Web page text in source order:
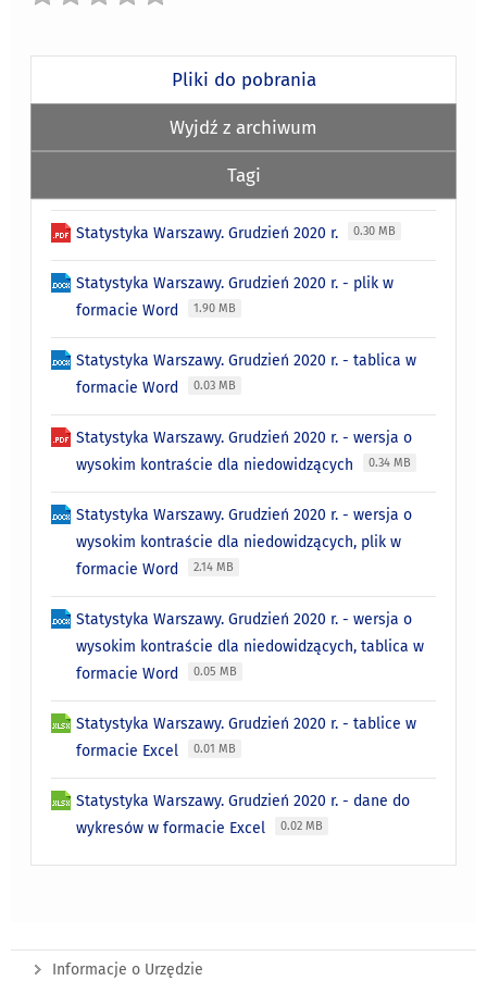
Pliki do pobrania
Wyjdź z archiwum
Tagi
Statystyka Warszawy. Grudzień 2020 r. 0.30 MB
Statystyka Warszawy. Grudzień 2020 r. - plik w
formacie Word
1.90 MB
Statystyka Warszawy. Grudzień 2020 r. - tablica w
formacie Word
0.03 MB
Statystyka Warszawy. Grudzień 2020 r. - wersja o
wysokim kontraście dla niedowidzących
0.34 MB
Statystyka Warszawy. Grudzień 2020 r. - wersja o
wysokim kontraście dla niedowidzących, plik w
formacie Word
2.14 MB
Statystyka Warszawy. Grudzień 2020 r. - wersja o
wysokim kontraście dla niedowidzących, tablica w
formacie Word
0.05 MB
Statystyka Warszawy. Grudzień 2020 r. - tablice w
formacie Excel
0.01 MB
Statystyka Warszawy. Grudzień 2020 r. - dane do
wykresów w formacie Excel
0.02 MB
Informacje o Urzędzie